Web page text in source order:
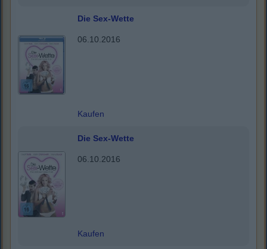
Die Sex-Wette
06.10.2016
Kaufen
Die Sex-Wette
06.10.2016
Kaufen